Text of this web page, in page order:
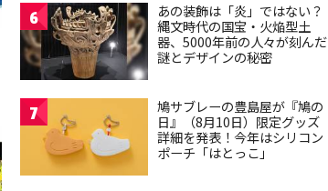
6
あの装飾は「炎」ではない？
縄文時代の国宝・火焔型土
器、5000年前の人々が刻んだ
謎とデザインの秘密
7
鳩サブレーの豊島屋が『鳩の
日』（8月10日）限定グッズ
詳細を発表！今年はシリコン
ポーチ「はとっこ」